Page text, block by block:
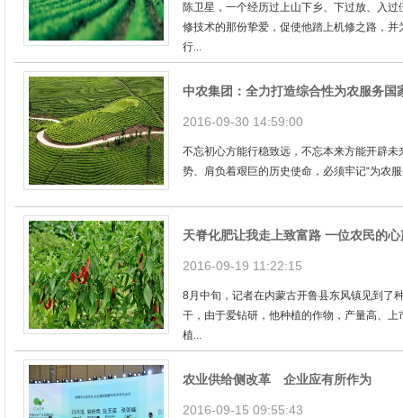
陈卫星，一个经历过上山下乡、下过放、入
修技术的那份挚爱，促使他踏上机修之路，
行...
中农集团：全力打造综合性为农服务国
2016-09-30 14:59:00
不忘初心方能行稳致远，不忘本来方能开辟
势、肩负着艰巨的历史使命，必须牢记“为农
天脊化肥让我走上致富路 一位农民的心
2016-09-19 11:22:15
8月中旬，记者在内蒙古开鲁县东风镇见到了
干，由于爱钻研，他种植的作物，产量高、
植...
农业供给侧改革 企业应有所作为
2016-09-15 09:55:43